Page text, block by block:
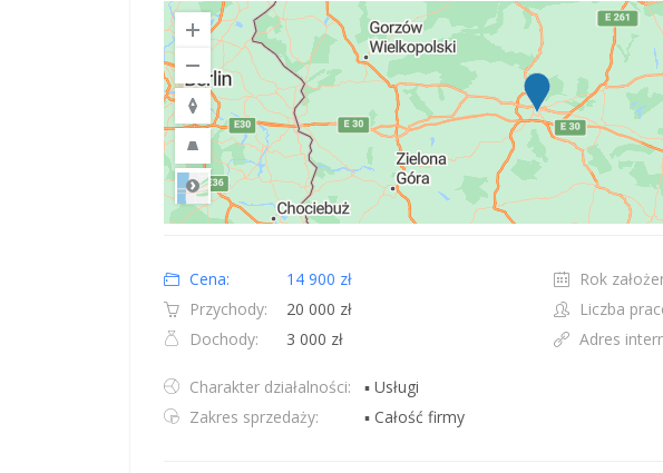
Map shortcuts: Zoom out: hyphen. Zoom in: plus. Pan right 100 pixels: right
Road
Cena:
14 900 zł
Przychody:
20 000 zł
Dochody:
3 000 zł
Rok
Liczba
Adres
Charakter działalności:
▪ Usługi
Zakres sprzedaży:
▪ Całość firmy